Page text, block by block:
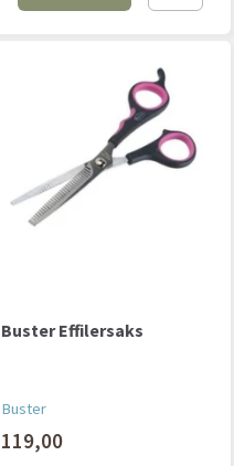
Buster Effilersaks
Buster
119,00